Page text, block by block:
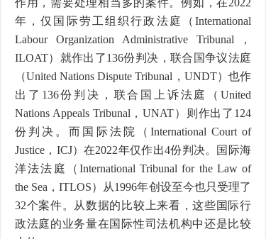
作用，需要处理相当多的案件。例如，在2022
年，仅国际劳工组织行政法庭（ International
Labour Organization Administrative Tribunal ，
ILOAT）就作出了136份判决，联合国争议法庭
（United Nations Dispute Tribunal ， UNDT）也作
出了 136份判决，联合国上诉法庭（United
Nations Appeals Tribunal ，UNAT）则作出了 124
份判决。而国际法院（ International Court of
Justice ， ICJ）在2022年仅作出4份判决。国际海
洋法法庭（ International Tribunal for the Law of
the Sea ，ITLOS）从1996年创设至今也只受理了
32个案件。从数据的比较上来看，这些国际行
政法庭的业务量在国际性司法机构中还是比较